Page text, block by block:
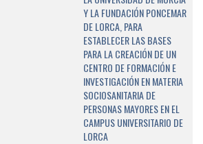
Y LA FUNDACIÓN PONCEMAR
DE LORCA, PARA
ESTABLECER LAS BASES
PARA LA CREACIÓN DE UN
CENTRO DE FORMACIÓN E
INVESTIGACIÓN EN MATERIA
SOCIOSANITARIA DE
PERSONAS MAYORES EN EL
CAMPUS UNIVERSITARIO DE
LORCA